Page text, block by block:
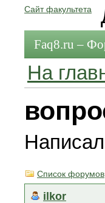
Сайт факультета
Faq8.ru –
На
Написал
Список форумов
ilkor